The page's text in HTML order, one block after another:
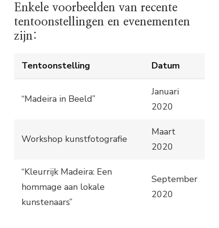
Enkele voorbeelden van recente
tentoonstellingen en evenementen
zijn:
Tentoonstelling Datum
“Madeira in Beeld”
Januari
2020
Workshop kunstfotografie
Maart
2020
“Kleurrijk Madeira: Een
hommage aan lokale
kunstenaars”
September
2020